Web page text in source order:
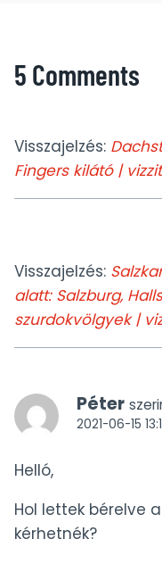
5 Comments
Visszajelzés:
Fingers kilátó |
Visszajelzés:
alatt: Salzburg,
szurdokvölgyek |
Péter
2021-06-15
Helló,
Hol lettek bérelve
kérhetnék?